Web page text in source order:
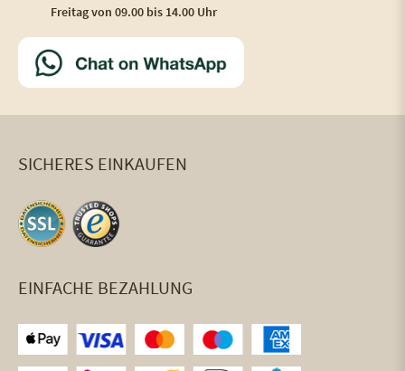
Freitag von 09.00 bis 14.00 Uhr
SICHERES EINKAUFEN
EINFACHE BEZAHLUNG